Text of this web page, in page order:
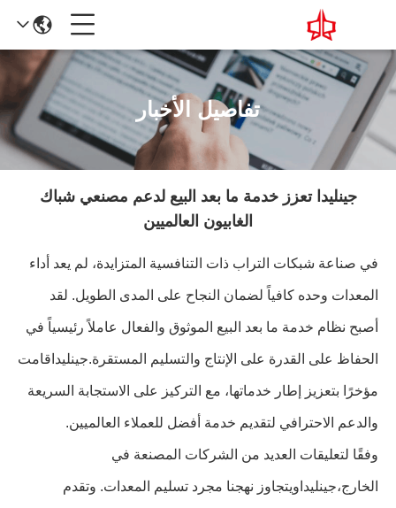
تفاصيل الأخبار
جينليدا تعزز خدمة ما بعد البيع لدعم مصنعي شباك
الغابيون العالميين
في صناعة شبكات التراب ذات التنافسية المتزايدة، لم يعد أداء
المعدات وحده كافياً لضمان النجاح على المدى الطويل. لقد
أصبح نظام خدمة ما بعد البيع الموثوق والفعال عاملاً رئيسياً في
الحفاظ على القدرة على الإنتاج والتسليم المستقرة.جينليدا قامت
مؤخرًا بتعزيز إطار خدماتها، مع التركيز على الاستجابة السريعة
والدعم الاحترافي لتقديم خدمة أفضل للعملاء العالميين.
وفقًا لتعليقات العديد من الشركات المصنعة في
الخارج،جينليدا ويتجاوز نهجنا مجرد تسليم المعدات. وتقدم